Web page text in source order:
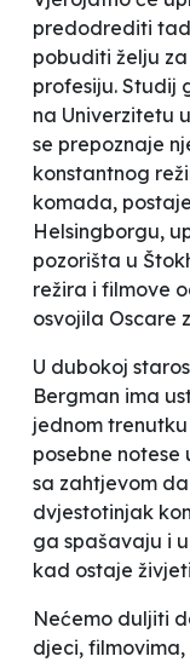
predodrediti
pobuditi želju
profesiju. Studij
na Univerzitetu
se prepoznaje
konstantnog
komada,
Helsingborgu,
pozorišta u
režira i filmove
osvojila Oscare
U dubokoj
Bergman ima
jednom
posebne notese
sa zahtjevom
dvjestotinjak
ga spašavaju i
kad ostaje
Nećemo duljiti
djeci,